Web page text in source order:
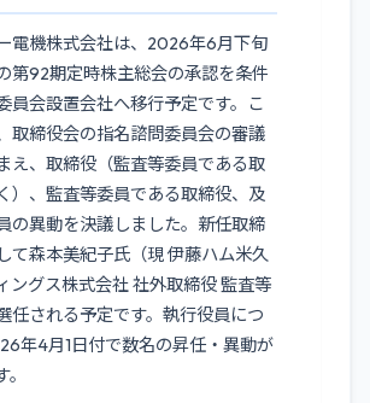
電機株式会社は、2026年6月下旬
第92期定時株主総会の承認を条件
員会設置会社へ移行予定です。こ
取締役会の指名諮問委員会の審議
え、取締役（監査等委員である取
）、監査等委員である取締役、及
の異動を決議しました。新任取締
て森本美紀子氏（現 伊藤ハム米久
ングス株式会社 社外取締役 監査等
任される予定です。執行役員につ
年4月1日付で数名の昇任・異動が